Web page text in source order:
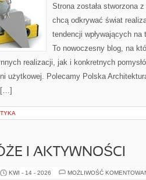
Strona została stworzona
chcą odkrywać świat
tendencji wpływających
To nowoczesny blog, na
realizacji, jak i konkretnych
użytkowej. Polecamy Polska
[…]
I AKTYWNOŚCI
KWI - 14 - 2026 MOŻLIWOŚĆ